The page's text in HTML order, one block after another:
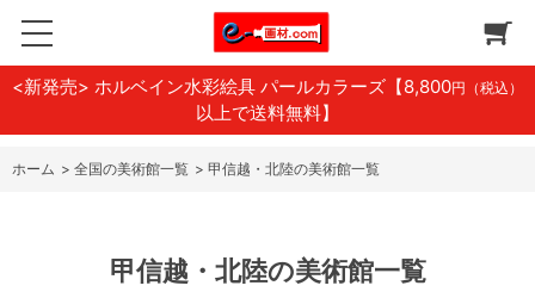
<新発売> ホルベイン水彩絵具 パールカラーズ 【8,800円（税込）
以上で送料無料】
ホーム > 全国の美術館一覧 > 甲信越・北陸の美術館一覧
甲信越・北陸の美術館一覧